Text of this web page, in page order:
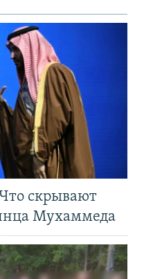
скрывают
Мухаммеда